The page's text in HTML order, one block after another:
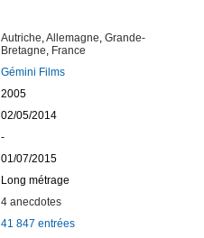
Autriche,Allemagne, Grande-
Bretagne, France
Gémini Films
2005
02/05/2014
-
01/07/2015
Long métrage
4 anecdotes
41 847 entrées